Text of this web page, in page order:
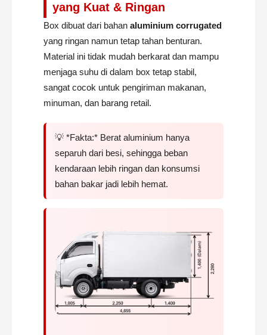
yang Kuat & Ringan
Box dibuat dari bahan aluminium corrugated
yang ringan namun tetap tahan benturan.
Material ini tidak mudah berkarat dan mampu
menjaga suhu di dalam box tetap stabil,
sangat cocok untuk pengiriman makanan,
minuman, dan barang retail.
💡 *Fakta:* Berat aluminium hanya
separuh dari besi, sehingga beban
kendaraan lebih ringan dan konsumsi
bahan bakar jadi lebih hemat.